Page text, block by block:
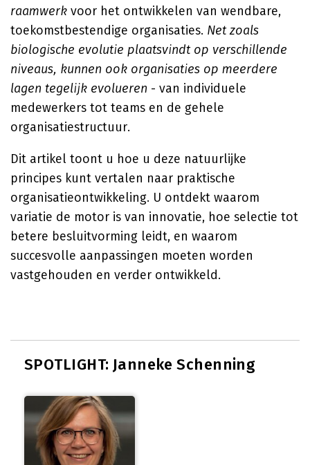
raamwerk voor het ontwikkelen van wendbare,
toekomstbestendige organisaties. Net zoals
biologische evolutie plaatsvindt op verschillende
niveaus, kunnen ook organisaties op meerdere
lagen tegelijk evolueren - van individuele
medewerkers tot teams en de gehele
organisatiestructuur.
Dit artikel toont u hoe u deze natuurlijke
principes kunt vertalen naar praktische
organisatieontwikkeling. U ontdekt waarom
variatie de motor is van innovatie, hoe selectie tot
betere besluitvorming leidt, en waarom
succesvolle aanpassingen moeten worden
vastgehouden en verder ontwikkeld.
SPOTLIGHT: Janneke Schenning